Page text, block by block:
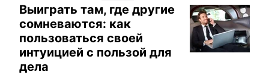
Выиграть там, где другие
сомневаются: как
пользоваться своей
интуицией с пользой для
дела